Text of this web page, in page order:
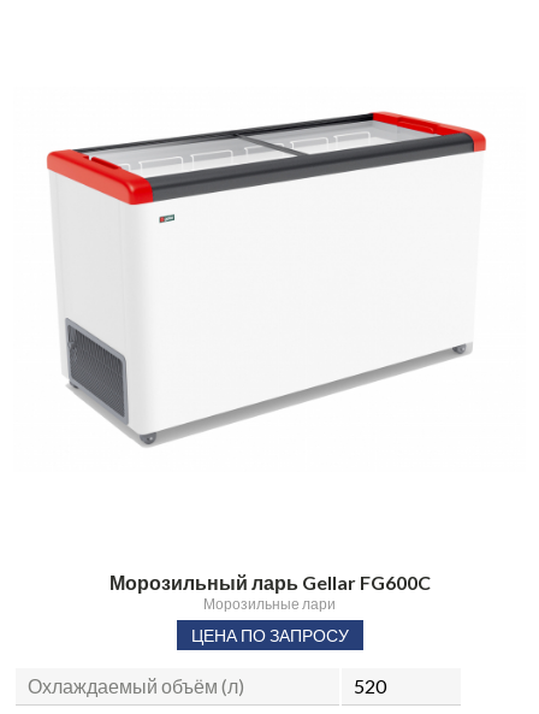
Морозильный ларь Gellar FG600C
Морозильные лари
ЦЕНА ПО ЗАПРОСУ
Охлаждаемый объём (л)
520